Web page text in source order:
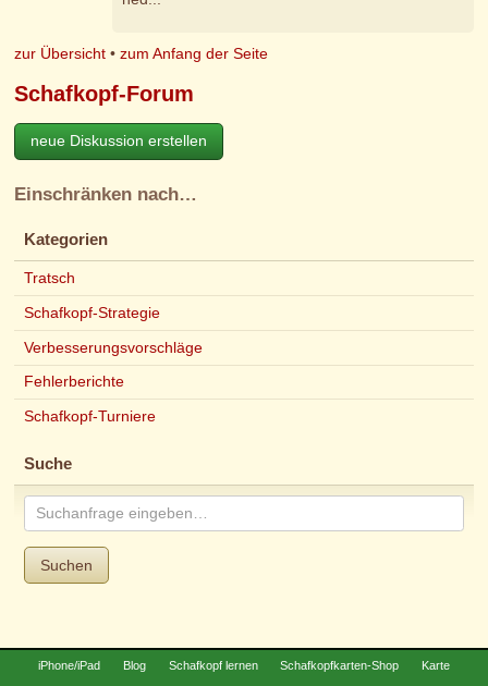
zur Übersicht •zum Anfang der Seite
Schafkopf-Forum
neue Diskussion erstellen
Einschränken nach…
Kategorien
Tratsch
Schafkopf-Strategie
Verbesserungsvorschläge
Fehlerberichte
Schafkopf-Turniere
Suche
Suchen
iPhone/iPad Blog Schafkopf lernen Schafkopfkarten-Shop Karte